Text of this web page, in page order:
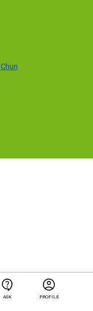
ASK PROFILE
Chun